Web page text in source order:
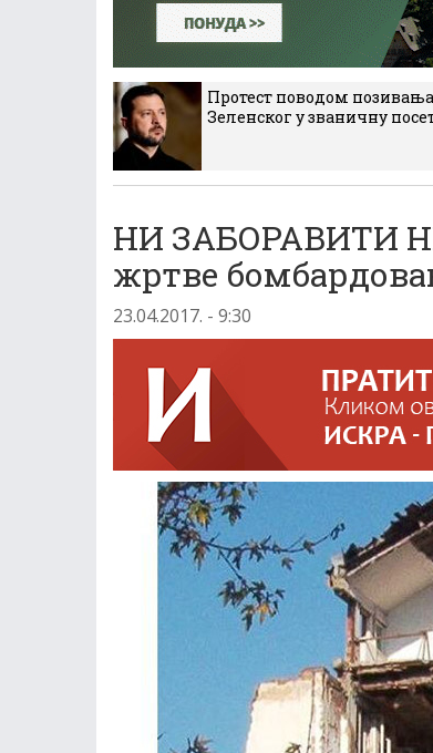
Протест поводом позивања
Зеленског у званичну
НИ ЗАБОРАВИТИ
жртве
23.04.2017. - 9:30